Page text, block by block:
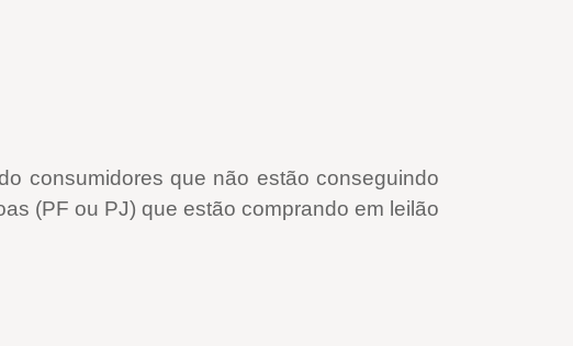
consumidores que não estão conseguindo
(PF ou PJ) que estão comprando em leilão